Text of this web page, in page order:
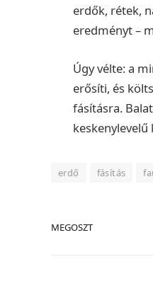
erdők, rétek,
eredményt –
Úgy vélte: a
erősíti, és
fásításra.
erdő fásítás
MEGOSZT